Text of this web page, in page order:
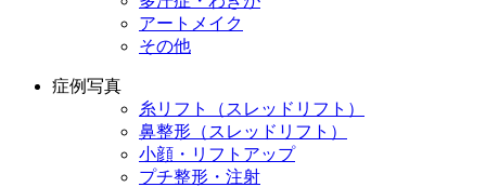
アートメイク
その他
症例写真
糸リフト（スレッドリフト）
鼻整形（スレッドリフト）
小顔・リフトアップ
プチ整形・注射